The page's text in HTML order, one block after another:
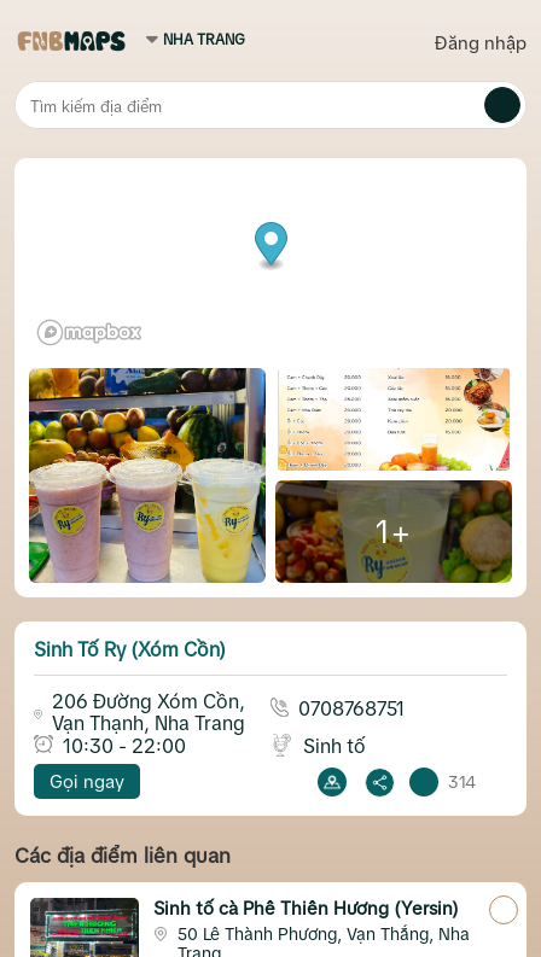
Đăng nhập
1+
Sinh Tố Ry (Xóm Cồn)
206 Đường Xóm Cồn,
Vạn Thạnh, Nha Trang
0708768751
10:30 - 22:00
Sinh tố
Gọi ngay 314
Các địa điểm liên quan
Sinh tố cà Phê Thiên Hương (Yersin)
50 Lê Thành Phương, Vạn Thắng, Nha